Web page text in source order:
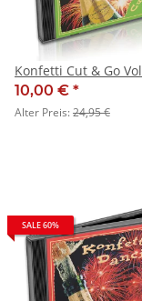
Konfetti Cut & Go
10,00 € *
Alter Preis:24,95 €
SALE 60%